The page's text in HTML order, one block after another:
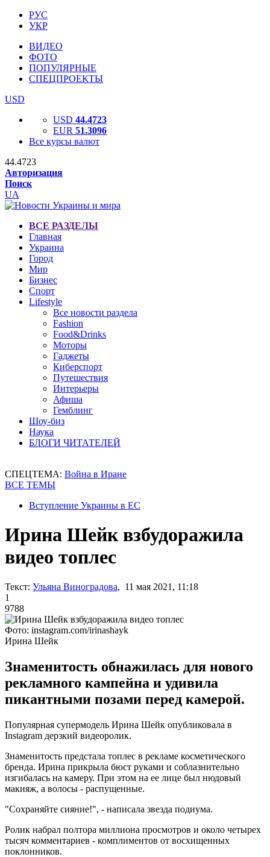
РУС
УКР
ВИДЕО
ФОТО
ПОПУЛЯРНЫЕ
СПЕЦПРОЕКТЫ
USD
USD 44.4723
EUR 51.3096
Все курсы валют
44.4723
Авторизация
Поиск
UA
ВСЕ РАЗДЕЛЫ
Главная
Украина
Город
Мир
Бизнес
Спорт
Lifestyle
Все новости раздела
Fashion
Food&Drinks
Моторы
Гаджеты
Киберспорт
Путешествия
Интерьеры
Афиша
Гемблинг
Шоу-биз
Наука
БЛОГИ ЧИТАТЕЛЕЙ
СПЕЦТЕМА: Война в Иране
ВСЕ ТЕМЫ
Вступление Украины в ЕС
Ирина Шейк взбудоражила
видео топлес
Текст: Ульяна Виноградова, 11 мая 2021, 11:18
1
9788
Фото: instagram.com/irinashayk
Ирина Шейк
Знаменитость обнажилась для нового
рекламного кампейна и удивила
пикантными позами перед камерой.
Популярная супермодель Ирина Шейк опубликовала в
Instagram дерзкий видеоролик.
Знаменитость предстала топлес в рекламе косметического
бренда. Ирина прикрыла бюст руками и соблазнительно
изгибалась на камеру. При этом на ее лице был нюдовый
макияж, а волосы - распущенные.
"Сохраняйте сияние!", - написала звезда подиума.
Ролик набрал полтора миллиона просмотров и около четырех
тысяч комментариев - комплиментов от восхищенных
поклонников.